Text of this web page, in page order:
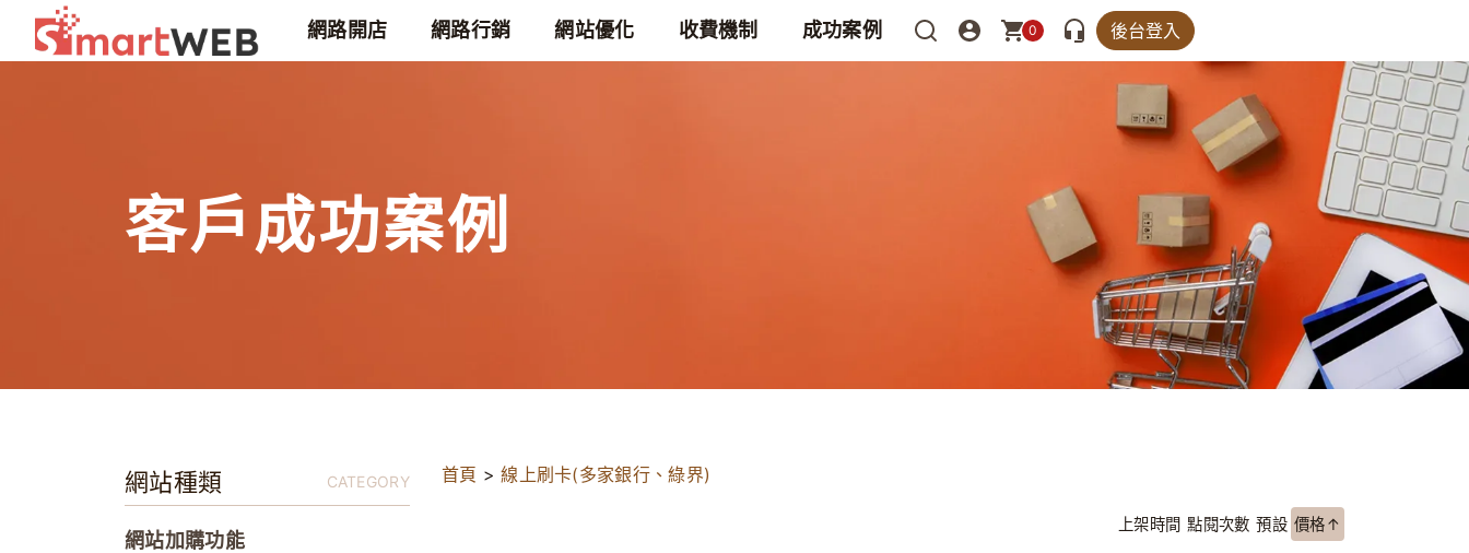
網路開店 網路行銷 網站優化 收費機制 成功案例 0 後台登入
客戶成功案例
網站種類 CATEGORY
網站加購功能
首頁 >線上刷卡(多家銀行、綠界)
上架時間 點閱次數 預設 價格↑